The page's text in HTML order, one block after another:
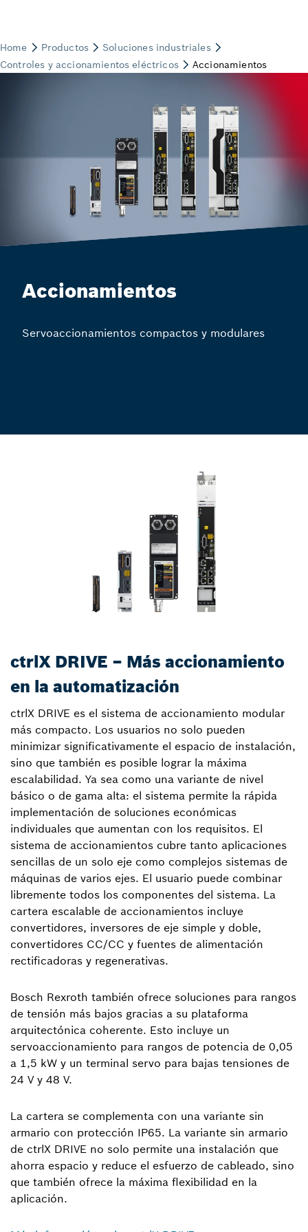
Accionamientos
Servoaccionamientos compactos y modulares
ctrlX DRIVE – Más accionamiento
en la automatización
ctrlX DRIVE es el sistema de accionamiento modular
más compacto. Los usuarios no solo pueden
minimizar significativamente el espacio de instalación,
sino que también es posible lograr la máxima
escalabilidad. Ya sea como una variante de nivel
básico o de gama alta: el sistema permite la rápida
implementación de soluciones económicas
individuales que aumentan con los requisitos. El
sistema de accionamientos cubre tanto aplicaciones
sencillas de un solo eje como complejos sistemas de
máquinas de varios ejes. El usuario puede combinar
libremente todos los componentes del sistema. La
cartera escalable de accionamientos incluye
convertidores, inversores de eje simple y doble,
convertidores CC/CC y fuentes de alimentación
rectificadoras y regenerativas.
Bosch Rexroth también ofrece soluciones para rangos
de tensión más bajos gracias a su plataforma
arquitectónica coherente. Esto incluye un
servoaccionamiento para rangos de potencia de 0,05
a 1,5 kW y un terminal servo para bajas tensiones de
24 V y 48 V.
La cartera se complementa con una variante sin
armario con protección IP65. La variante sin armario
de ctrlX DRIVE no solo permite una instalación que
ahorra espacio y reduce el esfuerzo de cableado, sino
que también ofrece la máxima flexibilidad en la
aplicación.